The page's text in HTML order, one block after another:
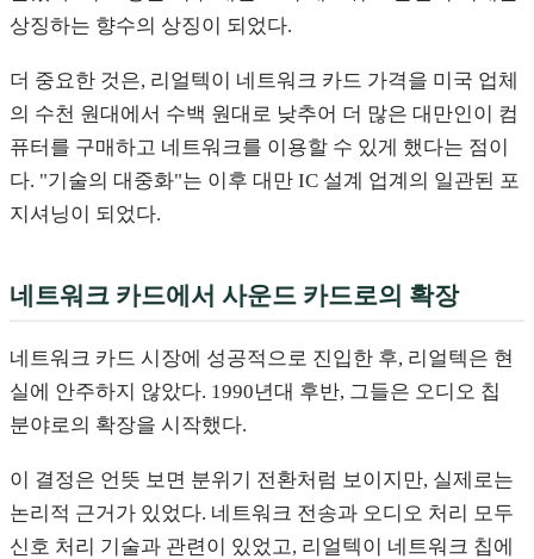
상징하는 향수의 상징이 되었다.
더 중요한 것은, 리얼텍이 네트워크 카드 가격을 미국 업체
의 수천 원대에서 수백 원대로 낮추어 더 많은 대만인이 컴
퓨터를 구매하고 네트워크를 이용할 수 있게 했다는 점이
다. "기술의 대중화"는 이후 대만 IC 설계 업계의 일관된 포
지셔닝이 되었다.
네트워크 카드에서 사운드 카드로의 확장
네트워크 카드 시장에 성공적으로 진입한 후, 리얼텍은 현
실에 안주하지 않았다. 1990년대 후반, 그들은 오디오 칩
분야로의 확장을 시작했다.
이 결정은 언뜻 보면 분위기 전환처럼 보이지만, 실제로는
논리적 근거가 있었다. 네트워크 전송과 오디오 처리 모두
신호 처리 기술과 관련이 있었고, 리얼텍이 네트워크 칩에